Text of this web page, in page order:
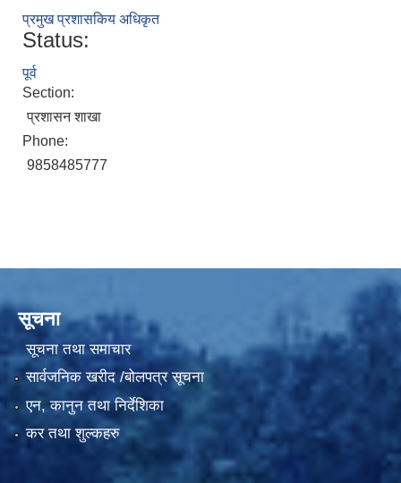
प्रमुख प्रशासकिय अधिकृत
Status:
पूर्व
Section:
प्रशासन शाखा
Phone:
9858485777
सूचना
सूचना तथा समाचार
सार्वजनिक खरीद /बोलपत्र सूचना
एन, कानुन तथा निर्देशिका
कर तथा शुल्कहरु